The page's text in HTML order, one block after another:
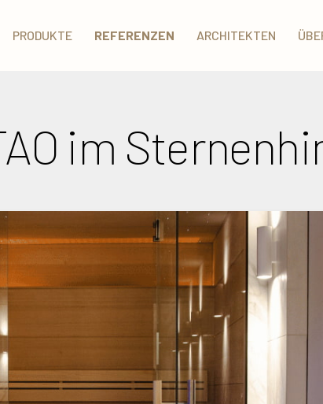
PRODUKTE REFERENZEN ARCHITEKTEN
im